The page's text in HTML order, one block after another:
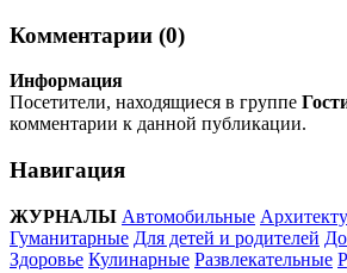
Комментарии (0)
Информация
Посетители, находящиеся в группе
комментарии к данной публикации.
Навигация
ЖУРНАЛЫ Автомобильные
Гуманитарные Для детей и родителей
Здоровье Кулинарные Развлекательные